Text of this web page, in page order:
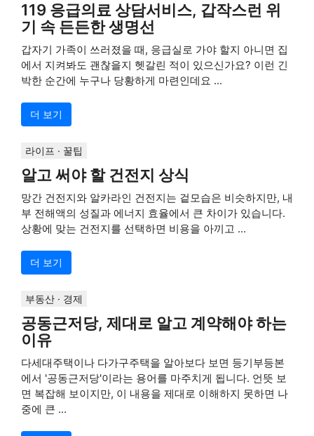
119 응급의료 상담서비스, 갑작스런 위
기 속 든든한 생명선
갑자기 가족이 쓰러졌을 때, 응급실로 가야 할지 아니면 집
에서 지켜봐도 괜찮을지 헷갈린 적이 있으신가요? 이런 긴
박한 순간에 누구나 당황하게 마련인데요 ...
더 보기
라이프 · 꿀팁
알고 써야 할 건전지 상식
망간 건전지와 알카라인 건전지는 겉모습은 비슷하지만, 내
부 전해액의 성질과 에너지 효율에서 큰 차이가 있습니다.
상황에 맞는 건전지를 선택하면 비용을 아끼고 ...
더 보기
부동산 · 경제
공동근저당, 제대로 알고 계약해야 하는
이유
다세대주택이나 다가구주택을 알아보다 보면 등기부등본
에서 '공동근저당'이라는 용어를 마주치게 됩니다. 언뜻 보
면 복잡해 보이지만, 이 내용을 제대로 이해하지 못하면 나
중에 큰 ...